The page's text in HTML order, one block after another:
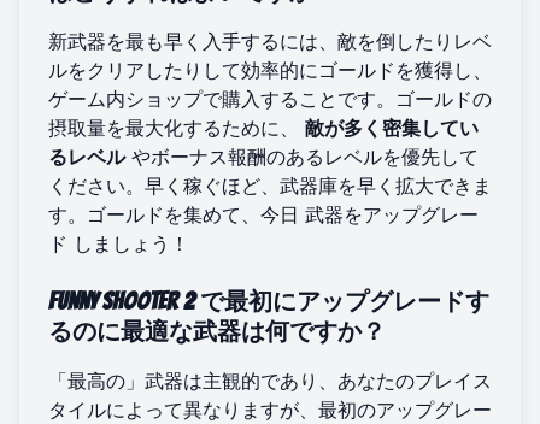
新武器を最も早く入手するには、敵を倒したりレベ
ルをクリアしたりして効率的にゴールドを獲得し、
ゲーム内ショップで購入することです。ゴールドの
摂取量を最大化するために、 敵が多く密集してい
るレベルやボーナス報酬のあるレベルを優先して
ください。早く稼ぐほど、武器庫を早く拡大できま
す。ゴールドを集めて、今日 武器をアップグレー
ド しましょう！
Funny Shooter 2 で最初にアップグレードす
るのに最適な武器は何ですか？
「最高の」武器は主観的であり、あなたのプレイス
タイルによって異なりますが、最初のアップグレー